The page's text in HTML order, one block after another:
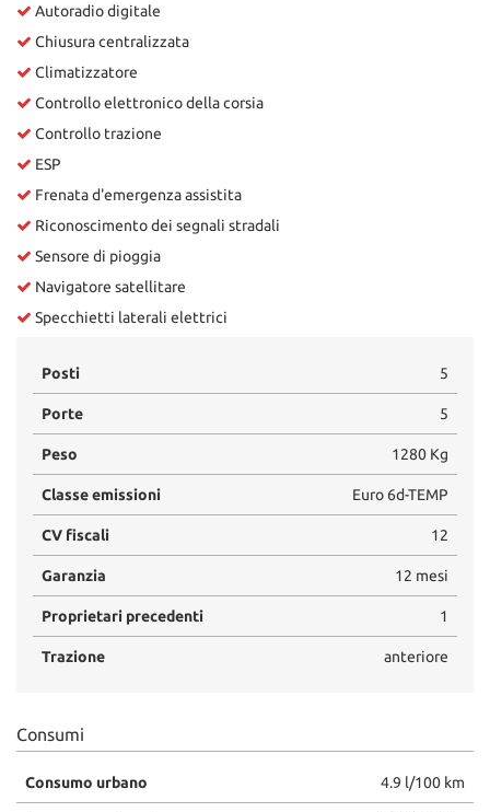
Autoradio digitale
Chiusura centralizzata
Climatizzatore
Controllo elettronico della corsia
Controllo trazione
ESP
Frenata d'emergenza assistita
Riconoscimento dei segnali stradali
Sensore di pioggia
Navigatore satellitare
Specchietti laterali elettrici
Posti 5
Porte 5
Peso 1280 Kg
Classe emissioni Euro 6d-TEMP
CV fiscali 12
Garanzia 12 mesi
Proprietari precedenti 1
Trazione anteriore
Consumi
Consumo urbano 4.9 l/100 km